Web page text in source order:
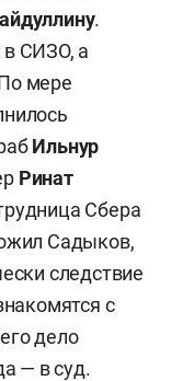
о чем
на
число
с
(на 9,2%).
.
в СИЗО, а
мере
Ильнур
Ринат
Сбера
Садыков,
следствие
с
дело
— в суд.